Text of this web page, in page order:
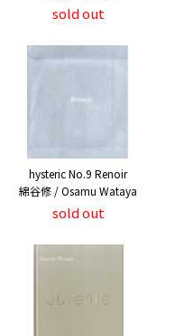
sold out
hysteric No.9 Renoir
綿谷修 / Osamu Wataya
sold out